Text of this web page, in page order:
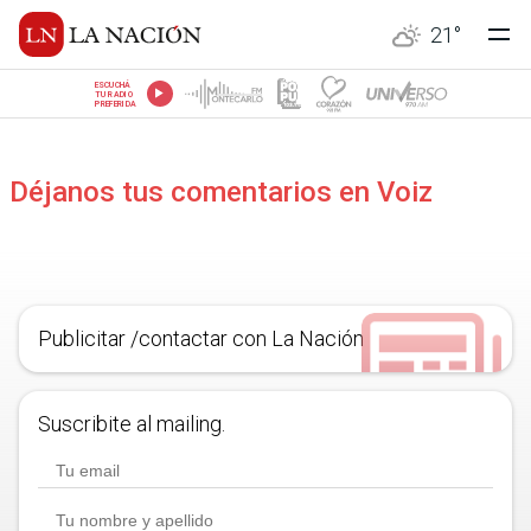
21 °
ESCUCHÁ
TU RADIO
PREFERIDA
Déjanos tus comentarios en Voiz
Publicitar /contactar con La Nación
Suscribite al mailing.